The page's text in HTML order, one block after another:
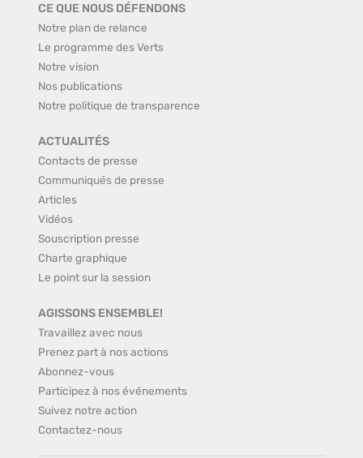
CE QUE NOUS DÉFENDONS
Notre plan de relance
Le programme des Verts
Notre vision
Nos publications
Notre politique de transparence
ACTUALITÉS
Contacts de presse
Communiqués de presse
Articles
Vidéos
Souscription presse
Charte graphique
Le point sur la session
AGISSONS ENSEMBLE!
Travaillez avec nous
Prenez part à nos actions
Abonnez-vous
Participez à nos événements
Suivez notre action
Contactez-nous